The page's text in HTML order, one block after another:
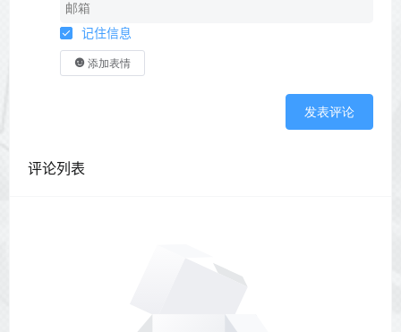
记住信息
添加表情
发表评论
评论列表